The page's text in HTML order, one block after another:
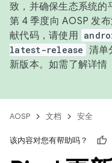
致，并确保生态系统的
第 4 季度向 AOSP 发
献代码，请使用
latest-release 清单
新版本。如需了解详情
AOSP 文档 安全
该内容对您有帮助吗？